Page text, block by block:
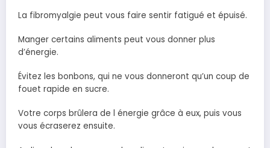
La fibromyalgie peut vous faire sentir fatigué et épuisé.
Manger certains aliments peut vous donner plus
d’énergie.
Évitez les bonbons, qui ne vous donneront qu’un coup de
fouet rapide en sucre.
Votre corps brûlera de l énergie grâce à eux, puis vous
vous écraserez ensuite.